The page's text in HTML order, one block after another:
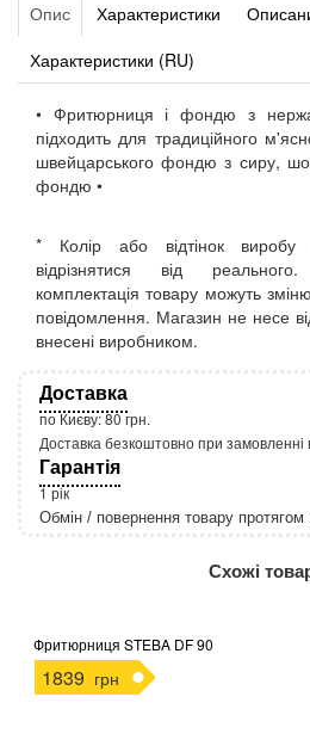
Опис Характеристики
Характеристики (RU)
• Фритюрниця і фондю з
підходить для традиційного
швейцарського фондю з сиру,
фондю •
* Колір або відтінок
відрізнятися від
комплектація товару можуть
повідомлення. Магазин не несе
внесені виробником.
Доставка
по Києву: 80 грн.
Доставка безкоштовно при замовленні
Гарантія
1 рік
Обмін / повернення товару протягом
Схожі
Фритюрниця STEBA DF 90
1839 грн